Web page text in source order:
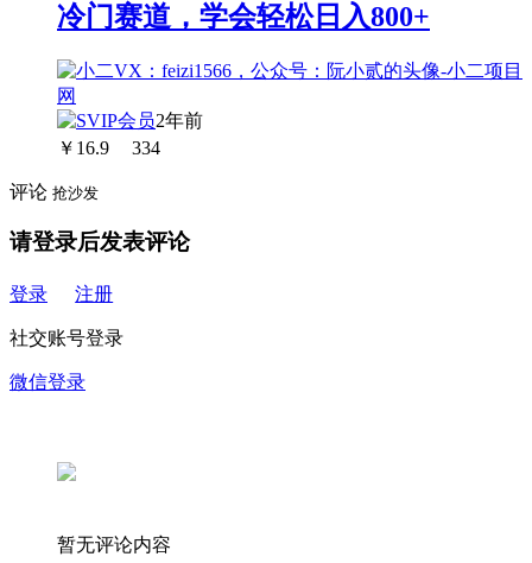
冷门赛道，学会轻松日入800+
2年前
￥ 16.9 334
评论 抢沙发
请登录后发表评论
登录 注册
社交账号登录
微信登录
暂无评论内容